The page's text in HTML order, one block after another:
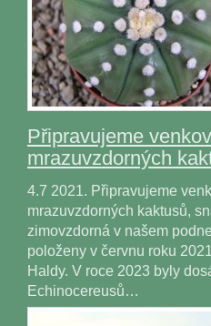
Připravujeme
mrazuvzdorných
4.7 2021. Připravujeme
mrazuvzdorných kaktusů,
zimovzdorná v našem
položeny v červnu roku
Haldy. V roce 2023 byly
Echinocereusů…